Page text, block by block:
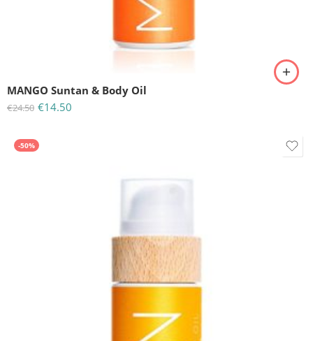
MANGO Suntan & Body Oil
€24.50 €14.50
-50%